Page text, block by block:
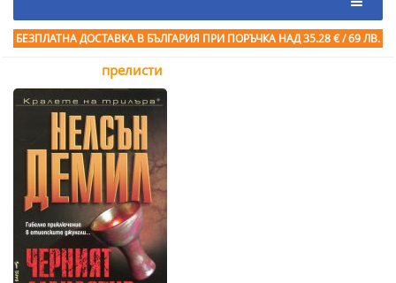
БЕЗПЛАТНА ДОСТАВКА В БЪЛГАРИЯ ПРИ ПОРЪЧКА НАД 35.28 € / 69 ЛВ.
прелисти